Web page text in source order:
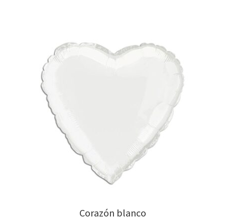
Corazón blanco